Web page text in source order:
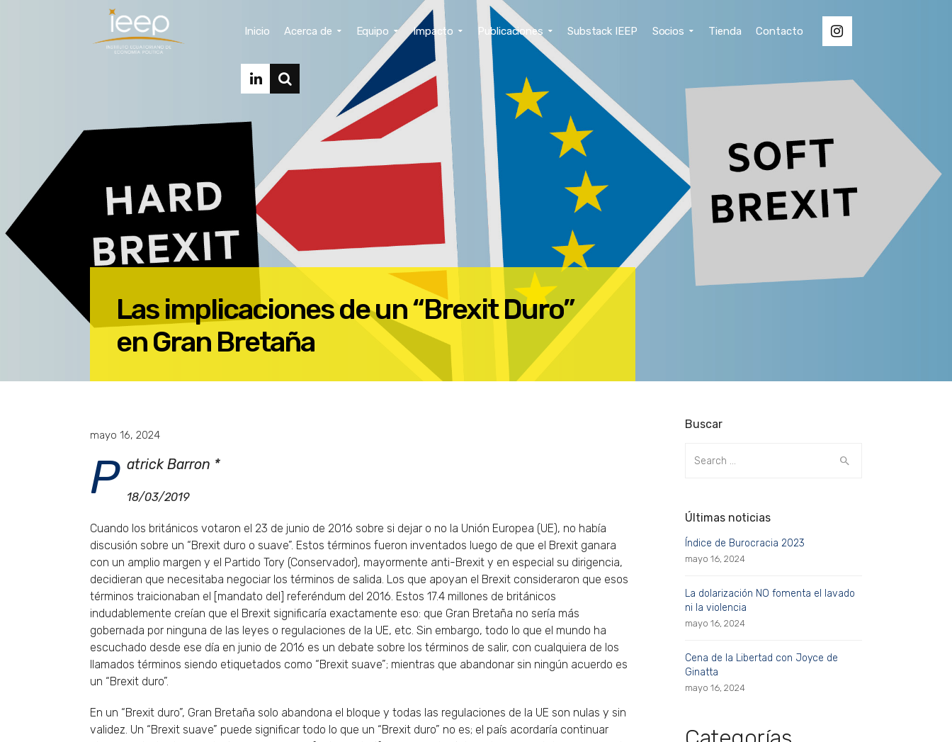
Inicio Acerca de Equipo Impacto Publicaciones Substack IEEP Socios Tienda Contacto
Las implicaciones de un “Brexit Duro”
en Gran Bretaña
mayo 16, 2024
P atrick Barron *
18/03/2019
Cuando los británicos votaron el 23 de junio de 2016 sobre si dejar o no la Unión Europea (UE), no había
discusión sobre un “Brexit duro o suave”. Estos términos fueron inventados luego de que el Brexit ganara
con un amplio margen y el Partido Tory (Conservador), mayormente anti-Brexit y en especial su dirigencia,
decidieran que necesitaba negociar los términos de salida. Los que apoyan el Brexit consideraron que esos
términos traicionaban el [mandato del] referéndum del 2016. Estos 17.4 millones de británicos
indudablemente creían que el Brexit significaría exactamente eso: que Gran Bretaña no sería más
gobernada por ninguna de las leyes o regulaciones de la UE, etc. Sin embargo, todo lo que el mundo ha
escuchado desde ese día en junio de 2016 es un debate sobre los términos de salir, con cualquiera de los
llamados términos siendo etiquetados como “Brexit suave”; mientras que abandonar sin ningún acuerdo es
un “Brexit duro”.
En un “Brexit duro”, Gran Bretaña solo abandona el bloque y todas las regulaciones de la UE son nulas y sin
validez. Un “Brexit suave” puede significar todo lo que un “Brexit duro” no es; el país acordaría continuar
Buscar
for:
Últimas noticias
Índice de Burocracia 2023
mayo 16, 2024
La dolarización NO fomenta el lavado
ni la violencia
mayo 16, 2024
Cena de la Libertad con Joyce de
Ginatta
mayo 16, 2024